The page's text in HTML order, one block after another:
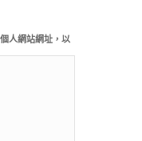
人網站網址，以